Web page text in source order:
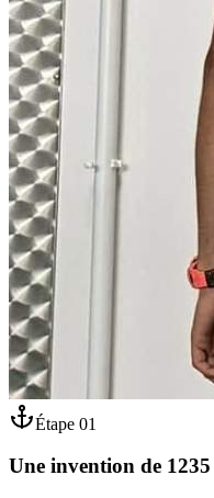
Étape 01
Une invention de 1235